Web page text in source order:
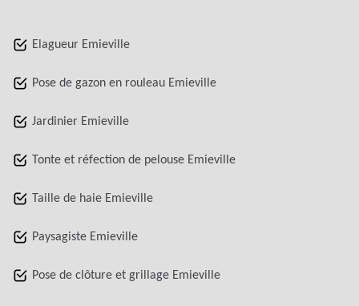
Elagueur Emieville
Pose de gazon en rouleau Emieville
Jardinier Emieville
Tonte et réfection de pelouse Emieville
Taille de haie Emieville
Paysagiste Emieville
Pose de clôture et grillage Emieville